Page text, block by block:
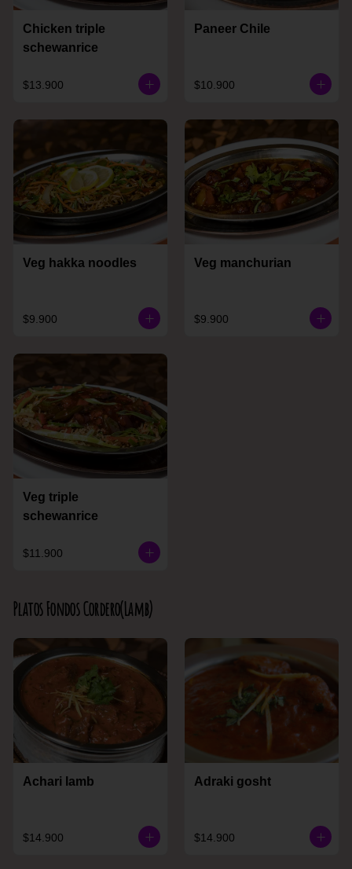
Chicken triple
schewanrice
$13.900
Paneer Chile
$10.900
Veg hakka noodles
$9.900
Veg manchurian
$9.900
Veg triple
schewanrice
$11.900
Platos Fondos Cordero(Lamb)
Achari lamb
$14.900
Adraki gosht
$14.900